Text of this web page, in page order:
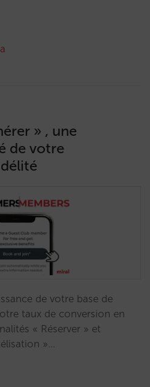
» , une
de votre
de votre base de
taux de conversion en
« Réserver » et
»…